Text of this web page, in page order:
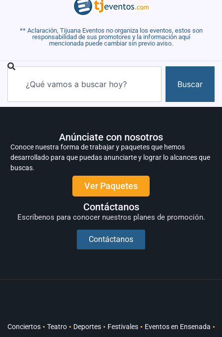
** Aclaración, Tijuana Eventos no organiza los eventos, estos son
responsabilidad de sus promotores y la información aquí
mencionada puede cambiar sin previo aviso.
Buscar
Anúnciate con nosotros
Conoce nuestra forma de trabajar y paquetes que hemos
desarrollado para que puedas anunciarte y lograr lo alcances que
buscas.
Ver Paquetes
Contáctanos
Escríbenos para conocer nuestros planes de promoción.
Contáctanos
Conciertos Teatro Deportes Festivales
Eventos en Ensenada